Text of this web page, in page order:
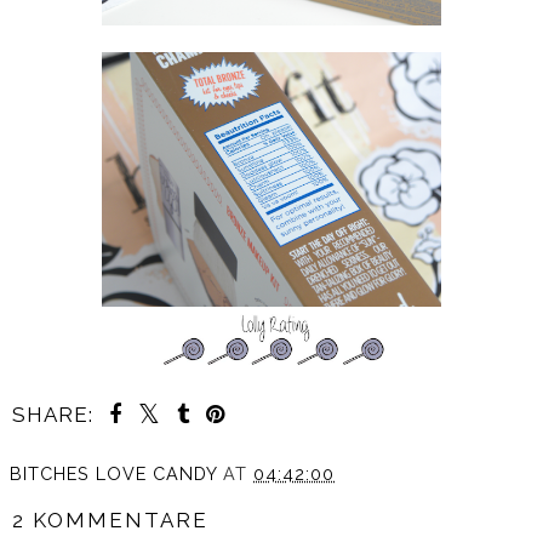
SHARE:
BITCHES LOVE CANDY AT 04:42:00
2 KOMMENTARE